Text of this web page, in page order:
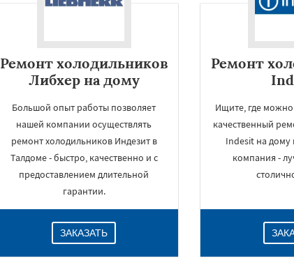
Ремонт холодильников
Либхер на дому
Большой опыт работы позволяет
нашей компании осуществлять
ремонт холодильников Индезит в
Талдоме - быстро, качественно и с
предоставлением длительной
гарантии.
ЗАКАЗАТЬ
Ремонт
Ищите, где можно
качественный
Indesit на дому
компания -